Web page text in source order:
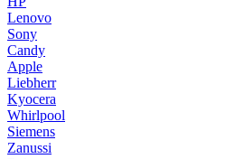
Lenovo
Sony
Candy
Apple
Liebherr
Kyocera
Whirlpool
Siemens
Zanussi